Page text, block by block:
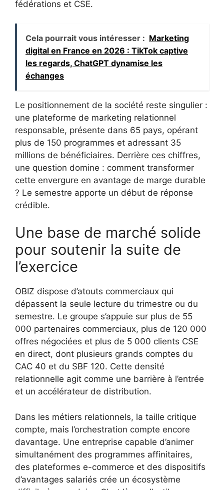
fédérations et CSE.
Cela pourrait vous intéresser : Marketing
digital en France en 2026 : TikTok captive
les regards, ChatGPT dynamise les
échanges
Le positionnement de la société reste singulier :
une plateforme de marketing relationnel
responsable, présente dans 65 pays, opérant
plus de 150 programmes et adressant 35
millions de bénéficiaires. Derrière ces chiffres,
une question domine : comment transformer
cette envergure en avantage de marge durable
? Le semestre apporte un début de réponse
crédible.
Une base de marché solide
pour soutenir la suite de
l’exercice
OBIZ dispose d’atouts commerciaux qui
dépassent la seule lecture du trimestre ou du
semestre. Le groupe s’appuie sur plus de 55
000 partenaires commerciaux, plus de 120 000
offres négociées et plus de 5 000 clients CSE
en direct, dont plusieurs grands comptes du
CAC 40 et du SBF 120. Cette densité
relationnelle agit comme une barrière à l’entrée
et un accélérateur de distribution.
Dans les métiers relationnels, la taille critique
compte, mais l’orchestration compte encore
davantage. Une entreprise capable d’animer
simultanément des programmes affinitaires,
des plateformes e-commerce et des dispositifs
d’avantages salariés crée un écosystème